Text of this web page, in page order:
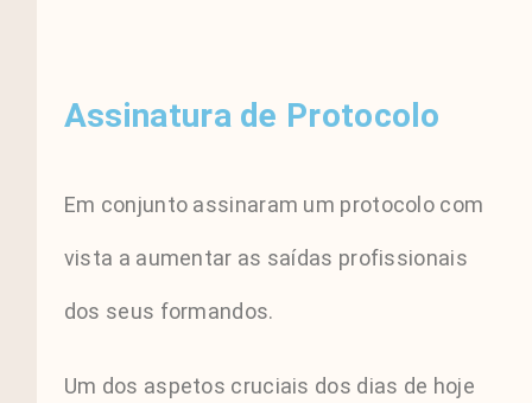
Assinatura de Protocolo
Em conjunto assinaram um protocolo com
vista a aumentar as saídas profissionais
dos seus formandos.
Um dos aspetos cruciais dos dias de hoje